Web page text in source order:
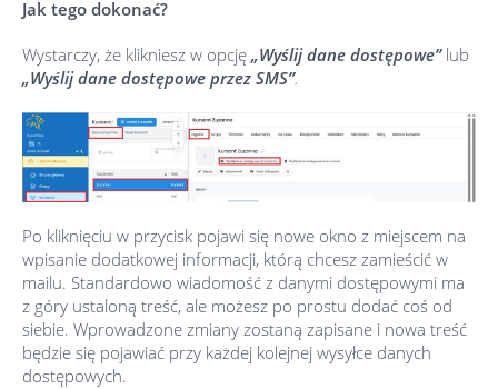
Jak tego dokonać?
Wystarczy, że klikniesz w opcję „Wyślij dane dostępowe” lub
„Wyślij dane dostępowe przez SMS”.
Po kliknięciu w przycisk pojawi się nowe okno z miejscem na
wpisanie dodatkowej informacji, którą chcesz zamieścić w
mailu. Standardowo wiadomość z danymi dostępowymi ma
z góry ustaloną treść, ale możesz po prostu dodać coś od
siebie. Wprowadzone zmiany zostaną zapisane i nowa treść
będzie się pojawiać przy każdej kolejnej wysyłce danych
dostępowych.